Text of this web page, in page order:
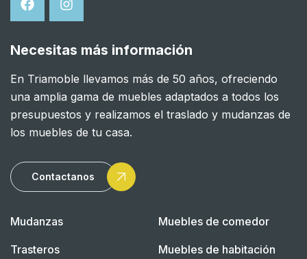
Mudanzas
Trasteros
Muebles de comedor
Muebles de habitación
Necesitas más información
En Triamoble llevamos más de 50 años, ofreciendo
una amplia gama de muebles adaptados a todos los
presupuestos y realizamos el traslado y mudanzas de
los muebles de tu casa.
Contactanos